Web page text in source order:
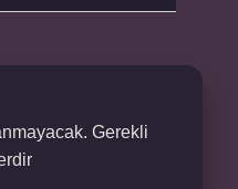
Gerekli